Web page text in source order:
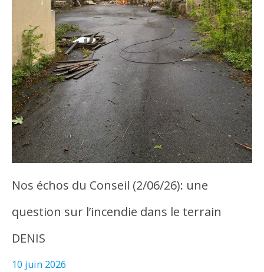
Nos échos du Conseil (2/06/26): une
question sur l’incendie dans le terrain
DENIS
10 juin 2026